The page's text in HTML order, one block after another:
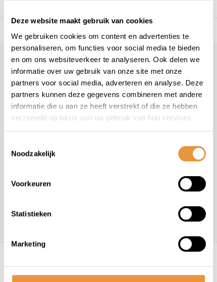
Deze website maakt gebruik van cookies
We gebruiken cookies om content en advertenties te
personaliseren, om functies voor social media te bieden
en om ons websiteverkeer te analyseren. Ook delen we
informatie over uw gebruik van onze site met onze
partners voor social media, adverteren en analyse. Deze
partners kunnen deze gegevens combineren met andere
informatie die u aan ze heeft verstrekt of die ze hebben
verzameld op basis van uw gebruik van hun services.
Noodzakelijk
Voorkeuren
Statistieken
Marketing
Klantenservice
Veelgestelde vragen
+31 78 780 2330
info@artsloten.nl
Algemene voorwaarden Disclaimer
Privacy